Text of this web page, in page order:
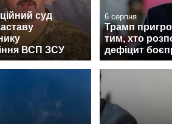
суд
ВСП ЗСУ
6 серпня
Трамп
тим, хто
дефіцит